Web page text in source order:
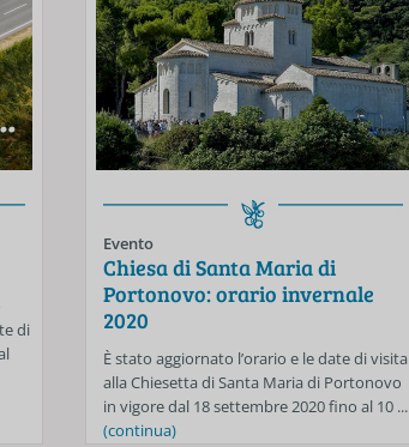
di
Evento
Chiesa di Santa Maria di
Portonovo: orario invernale
2020
È stato aggiornato l’orario e le date di visita
alla Chiesetta di Santa Maria di Portonovo
in vigore dal 18 settembre 2020 fino al 10 ...
(continua)